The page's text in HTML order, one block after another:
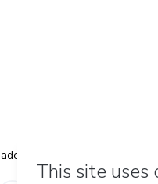
Horizonte
do México